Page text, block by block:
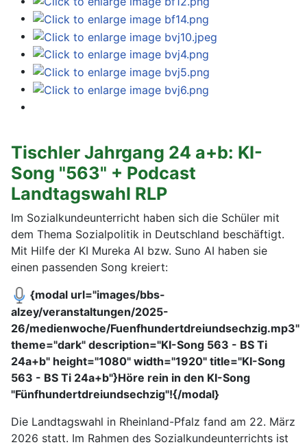
Tischler Jahrgang 24 a+b: KI-
Song "563" + Podcast
Landtagswahl RLP
Im Sozialkundeunterricht haben sich die Schüler mit
dem Thema Sozialpolitik in Deutschland beschäftigt.
Mit Hilfe der KI Mureka AI bzw. Suno AI haben sie
einen passenden Song kreiert:
{modal url="images/bbs-
alzey/veranstaltungen/2025-
26/medienwoche/Fuenfhundertdreiundsechzig.mp3"
theme="dark" description="KI-Song 563 - BS Ti
24a+b" height="1080" width="1920" title="KI-Song
563 - BS Ti 24a+b"}Höre rein in den KI-Song
"Fünfhundertdreiundsechzig"!{/modal}
Die Landtagswahl in Rheinland-Pfalz fand am 22. März
2026 statt. Im Rahmen des Sozialkundeunterrichts ist